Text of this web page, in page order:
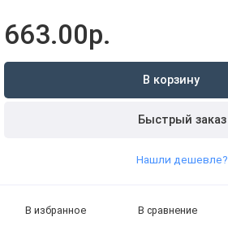
663.00р.
В корзину
Быстрый заказ
Нашли дешевле?
В избранное В сравнение